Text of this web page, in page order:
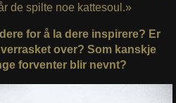
de spilte noe kattesoul.»
for å la dere inspirere? Er
over? Som kanskje
forventer blir nevnt?